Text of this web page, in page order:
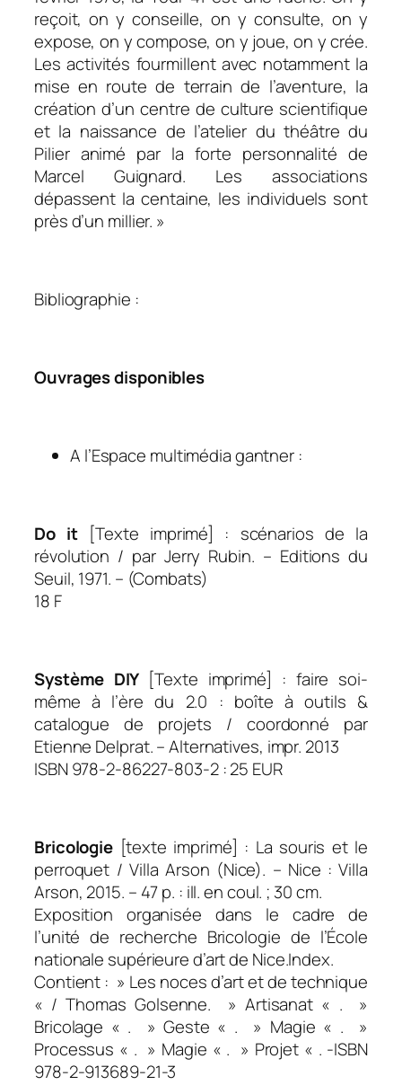
reçoit, on y conseille, on y consulte, on y
expose, on y compose, on y joue, on y crée.
Les activités fourmillent avec notamment la
mise en route de terrain de l’aventure, la
création d’un centre de culture scientifique
et la naissance de l’atelier du théâtre du
Pilier animé par la forte personnalité de
Marcel Guignard. Les associations
dépassent la centaine, les individuels sont
près d’un millier. »
Bibliographie :
Ouvrages disponibles
A l’Espace multimédia gantner :
Do it [Texte imprimé] : scénarios de la
révolution / par Jerry Rubin. – Editions du
Seuil, 1971. – (Combats)
18 F
Système DIY [Texte imprimé] : faire soi-
même à l’ère du 2.0 : boîte à outils &
catalogue de projets / coordonné par
Etienne Delprat. – Alternatives, impr. 2013
ISBN 978-2-86227-803-2 : 25 EUR
Bricologie [texte imprimé] : La souris et le
perroquet / Villa Arson (Nice). – Nice : Villa
Arson, 2015. – 47 p. : ill. en coul. ; 30 cm.
Exposition organisée dans le cadre de
l’unité de recherche Bricologie de l’École
nationale supérieure d’art de Nice.Index.
Contient : » Les noces d’art et de technique
« / Thomas Golsenne. » Artisanat « . »
Bricolage « . » Geste « . » Magie « . »
Processus « . » Magie « . » Projet « . -ISBN
978-2-913689-21-3